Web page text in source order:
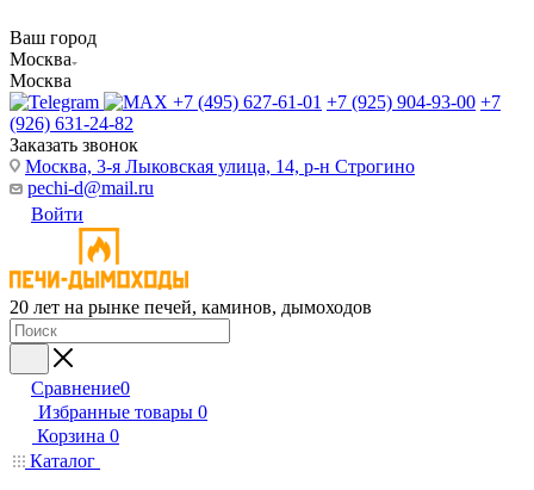
Ваш город
Москва
Москва
+7 (495) 627-61-01 +7 (925) 904-93-00 +7
(926) 631-24-82
Заказать звонок
Москва, 3-я Лыковская улица, 14, р-н Строгино
pechi-d@mail.ru
Войти
20 лет на рынке печей, каминов, дымоходов
Сравнение0
Избранные товары 0
Корзина 0
Каталог